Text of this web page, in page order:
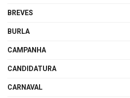
BREVES
BURLA
CAMPANHA
CANDIDATURA
CARNAVAL